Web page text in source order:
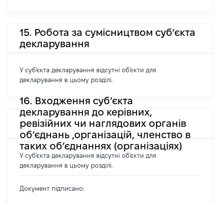
15. Робота за сумісництвом суб’єкта
декларування
У суб'єкта декларування відсутні об'єкти для
декларування в цьому розділі.
16. Входження суб’єкта
декларування до керівних,
ревізійних чи наглядових органів
об’єднань ,організацій, членство в
таких об’єднаннях (організаціях)
У суб'єкта декларування відсутні об'єкти для
декларування в цьому розділі.
Документ підписано: